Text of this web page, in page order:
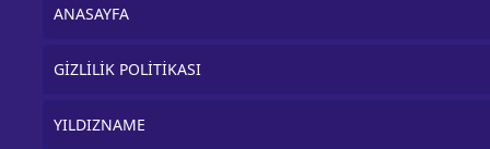
ANASAYFA
GİZLİLİK POLİTİKASI
YILDIZNAME